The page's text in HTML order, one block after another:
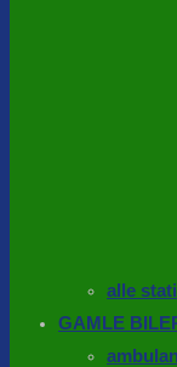
alle
GAMLE